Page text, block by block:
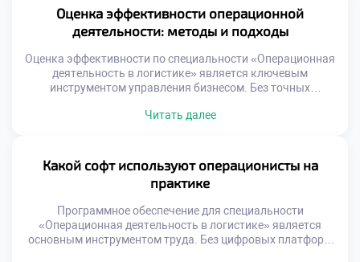
оценивать целесообразность аутсорсинга отличает
квалифицированного специалиста. Логистические
компании активно используют внешние ресурсы для
Оценка эффективности операционной
деятельности: методы и подходы
Оценка эффективности по специальности «Операционная
деятельность в логистике» является ключевым
инструментом управления бизнесом. Без точных
предприятии. Грамотный анализ данных превращает
производство. Теоретическое понимание показателей
формирует аналитический склад ума. Работодатели ждут
от выпускников умения читать цифры […]
Читать далее
Какой софт используют операционисты на
практике
Программное обеспечение для специальности
«Операционная деятельность в логистике» является
основным инструментом труда. Без цифровых платформ